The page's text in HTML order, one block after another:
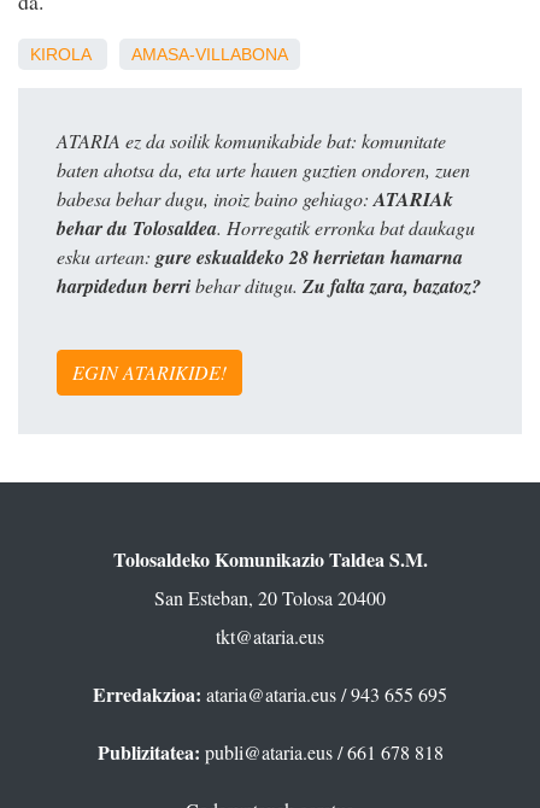
KIROLA AMASA-VILLABONA
ATARIA ez da soilik komunikabide bat: komunitate
baten ahotsa da, eta urte hauen guztien ondoren, zuen
babesa behar dugu, inoiz baino gehiago: ATARIAk
behar du Tolosaldea. Horregatik erronka bat daukagu
esku artean: gure eskualdeko 28 herrietan hamarna
harpidedun berribehar ditugu. Zu falta zara, bazatoz?
EGIN ATARIKIDE!
Tolosaldeko Komunikazio Taldea S.M.
San Esteban, 20 Tolosa 20400
tkt@ataria.eus
Erredakzioa: ataria@ataria.eus/ 943 655 695
Publizitatea: publi@ataria.eus/ 661 678 818